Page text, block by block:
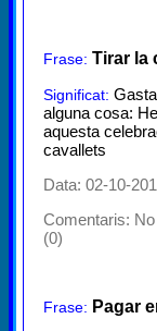
Frase: Tirar la
Significat:
alguna cosa:
aquesta
cavallets
Data: 02-10-
Comentaris:
(0)
Frase: Pagar